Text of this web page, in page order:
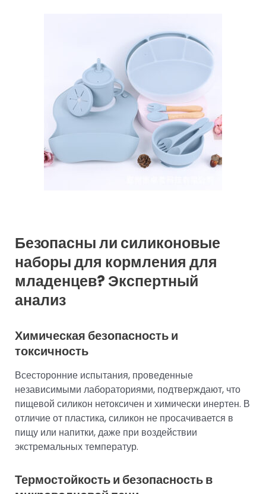
Безопасны ли силиконовые
наборы для кормления для
младенцев? Экспертный
анализ
Химическая безопасность и
токсичность
Всесторонние испытания, проведенные
независимыми лабораториями, подтверждают, что
пищевой силикон нетоксичен и химически инертен. В
отличие от пластика, силикон не просачивается в
пищу или напитки, даже при воздействии
экстремальных температур.
Термостойкость и безопасность в